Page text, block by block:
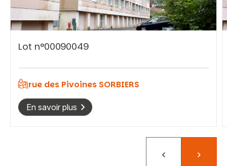
Lot n°00090049
rue des Pivoines SORBIERS
En savoir plus
PrécédentSuivant